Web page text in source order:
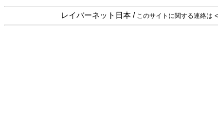
レイバーネット日本 / このサイトに関する連絡は